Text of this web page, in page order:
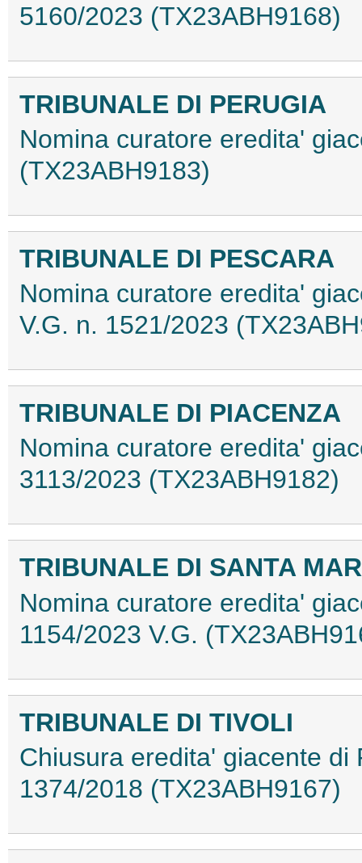
5160/2023 (TX23ABH9168)
TRIBUNALE DI PERUGIA
Nomina curatore eredita'
(TX23ABH9183)
TRIBUNALE DI PESCARA
Nomina curatore eredita'
V.G. n. 1521/2023
TRIBUNALE DI PIACENZA
Nomina curatore eredita'
3113/2023 (TX23ABH9182)
TRIBUNALE DI SANTA
Nomina curatore eredita'
1154/2023 V.G.
TRIBUNALE DI TIVOLI
Chiusura eredita' giacente di
1374/2018 (TX23ABH9167)